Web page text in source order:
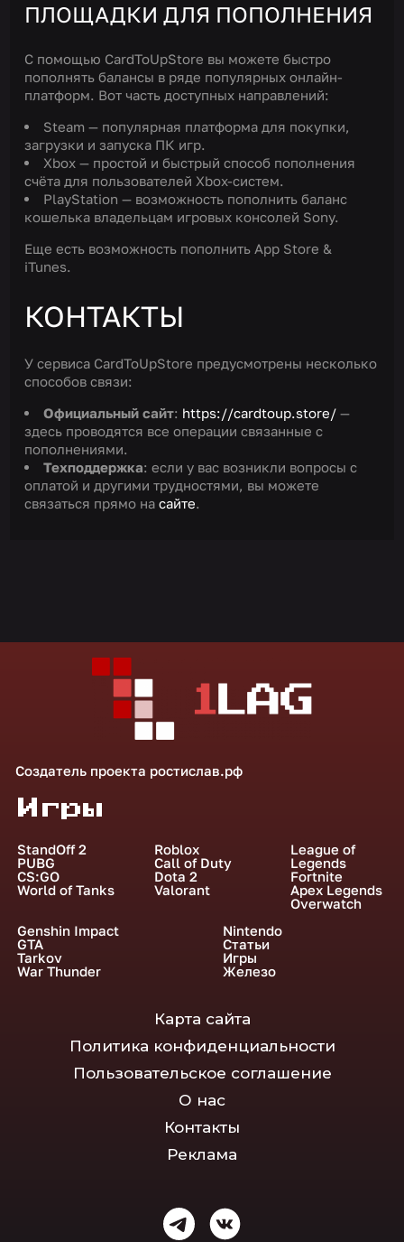
ПЛОЩАДКИ ДЛЯ ПОПОЛНЕНИЯ
С помощью CardToUpStore вы можете быстро
пополнять балансы в ряде популярных онлайн-
платформ. Вот часть доступных направлений:
Steam — популярная платформа для покупки,
загрузки и запуска ПК игр.
Xbox — простой и быстрый способ пополнения
счёта для пользователей Xbox-систем.
PlayStation — возможность пополнить баланс
кошелька владельцам игровых консолей Sony.
Еще есть возможность пополнить App Store &
iTunes.
КОНТАКТЫ
У сервиса CardToUpStore предусмотрены несколько
способов связи:
Официальный сайт: https://cardtoup.store/ —
здесь проводятся все операции связанные с
пополнениями.
Техподдержка: если у вас возникли вопросы с
оплатой и другими трудностями, вы можете
связаться прямо насайте.
Создатель проекта ростислав.рф
Игры
StandOff 2
PUBG
CS:GO
World of Tanks
Roblox
Call of Duty
Dota 2
Valorant
League of
Legends
Fortnite
Apex Legends
Overwatch
Genshin Impact
GTA
Tarkov
War Thunder
Nintendo
Статьи
Игры
Железо
Карта сайта
Политика конфиденциальности
Пользовательское соглашение
О нас
Контакты
Реклама